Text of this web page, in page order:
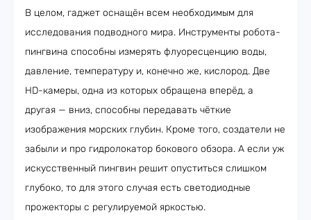
В целом, гаджет оснащён всем необходимым для
исследования подводного мира. Инструменты робота-
пингвина способны измерять флуоресценцию воды,
давление, температуру и, конечно же, кислород. Две
HD-камеры, одна из которых обращена вперёд, а
другая — вниз, способны передавать чёткие
изображения морских глубин. Кроме того, создатели не
забыли и про гидролокатор бокового обзора. А если уж
искусственный пингвин решит опуститься слишком
глубоко, то для этого случая есть светодиодные
прожекторы с регулируемой яркостью.